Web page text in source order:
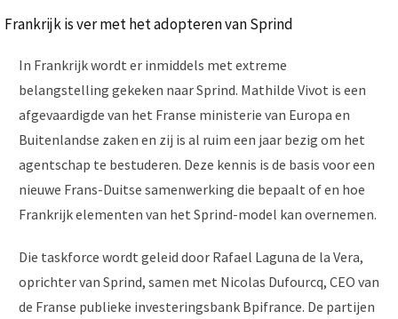
Frankrijk is ver met het adopteren van Sprind
In Frankrijk wordt er inmiddels met extreme
belangstelling gekeken naar Sprind. Mathilde Vivot is een
afgevaardigde van het Franse ministerie van Europa en
Buitenlandse zaken en zij is al ruim een jaar bezig om het
agentschap te bestuderen. Deze kennis is de basis voor een
nieuwe Frans-Duitse samenwerking die bepaalt of en hoe
Frankrijk elementen van het Sprind-model kan overnemen.
Die taskforce wordt geleid door Rafael Laguna de la Vera,
oprichter van Sprind, samen met Nicolas Dufourcq, CEO van
de Franse publieke investeringsbank Bpifrance. De partijen